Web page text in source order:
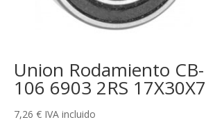
Union Rodamiento CB-
106 6903 2RS 17X30X7
7,26 € IVA incluido